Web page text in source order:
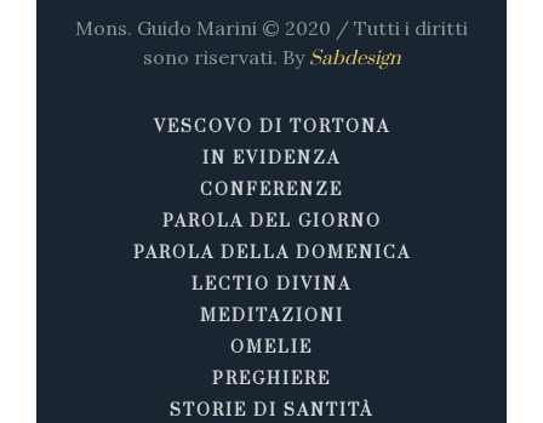
Mons. Guido Marini © 2020 / Tutti i diritti
sono riservati. By Sabdesign
VESCOVO DI TORTONA
IN EVIDENZA
CONFERENZE
PAROLA DEL GIORNO
PAROLA DELLA DOMENICA
LECTIO DIVINA
MEDITAZIONI
OMELIE
PREGHIERE
STORIE DI SANTITÀ